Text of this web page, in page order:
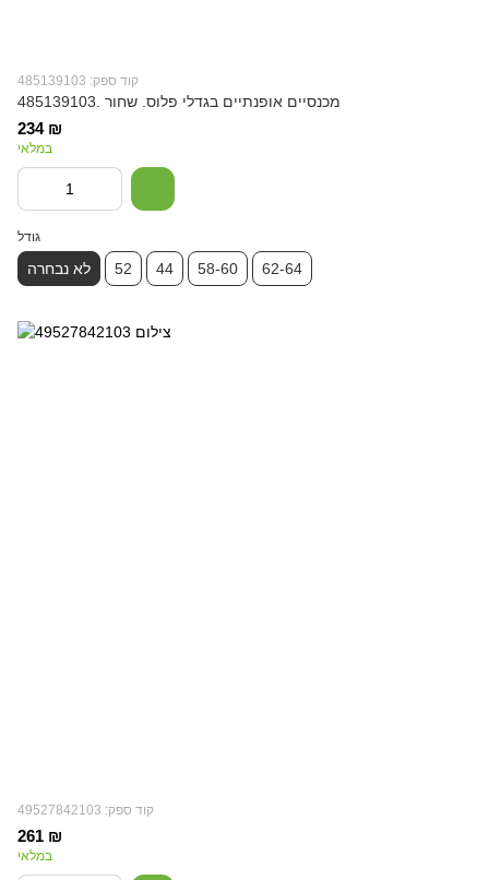
קוד ספק: 485139103
מכנסיים אופנתיים בגדלי פלוס. שחור .485139103
234 ₪
במלאי
גודל
לא נבחרה 52 44 58-60 62-64
קוד ספק: 49527842103
261 ₪
במלאי